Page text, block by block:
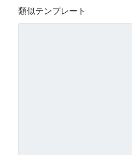
類似テンプレート